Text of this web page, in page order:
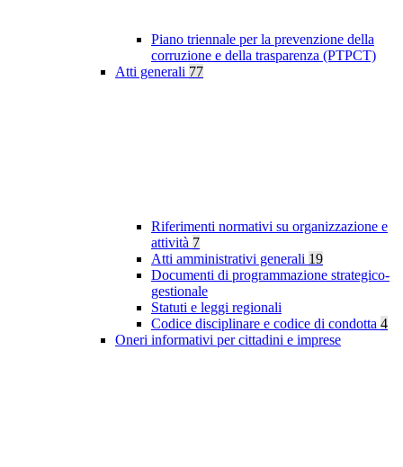
Piano triennale per la prevenzione della
corruzione e della trasparenza (PTPCT)
Atti generali 77
Riferimenti normativi su organizzazione e
attività 7
Atti amministrativi generali 19
Documenti di programmazione strategico-
gestionale
Statuti e leggi regionali
Codice disciplinare e codice di condotta 4
Oneri informativi per cittadini e imprese